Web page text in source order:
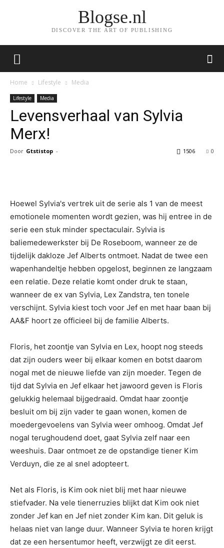
Blogse.nl
DISCOVER THE ART OF PUBLISHING
Home Lifestyle Media
Lifestyle Media
Levensverhaal van Sylvia
Merx!
Door Gtstistop - 0
1506
Hoewel Sylvia's vertrek uit de serie als 1 van de meest
emotionele momenten wordt gezien, was hij entree in de
serie een stuk minder spectaculair. Sylvia is
baliemedewerkster bij De Roseboom, wanneer ze de
tijdelijk dakloze Jef Alberts ontmoet. Nadat de twee een
wapenhandeltje hebben opgelost, beginnen ze langzaam
een relatie. Deze relatie komt onder druk te staan,
wanneer de ex van Sylvia, Lex Zandstra, ten tonele
verschijnt. Sylvia kiest toch voor Jef en met haar baan bij
AA&F hoort ze officieel bij de familie Alberts.
Floris, het zoontje van Sylvia en Lex, hoopt nog steeds
dat zijn ouders weer bij elkaar komen en botst daarom
nogal met de nieuwe liefde van zijn moeder. Tegen de
tijd dat Sylvia en Jef elkaar het jawoord geven is Floris
gelukkig helemaal bijgedraaid. Omdat haar zoontje
besluit om bij zijn vader te gaan wonen, komen de
moedergevoelens van Sylvia weer omhoog. Omdat Jef
nogal terughoudend doet, gaat Sylvia zelf naar een
weeshuis. Daar ontmoet ze de opstandige tiener Kim
Verduyn, die ze al snel adopteert.
Net als Floris, is Kim ook niet blij met haar nieuwe
stiefvader. Na vele tienerruzies blijkt dat Kim ook niet
zonder Jef kan en Jef niet zonder Kim kan. Dit geluk is
helaas niet van lange duur. Wanneer Sylvia te horen krijgt
dat ze een hersentumor heeft, verzwijgt ze dit eerst.